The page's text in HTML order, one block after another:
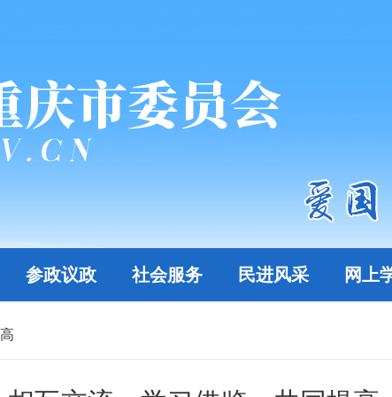
参政议政 社会服务 民进风采 网上